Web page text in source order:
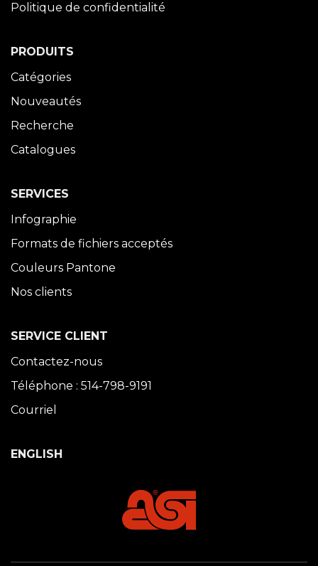
Politique de confidentialité
PRODUITS
Catégories
Nouveautés
Recherche
Catalogues
SERVICES
Infographie
Formats de fichiers acceptés
Couleurs Pantone
Nos clients
SERVICE CLIENT
Contactez-nous
Téléphone : 514-798-9191
Courriel
ENGLISH